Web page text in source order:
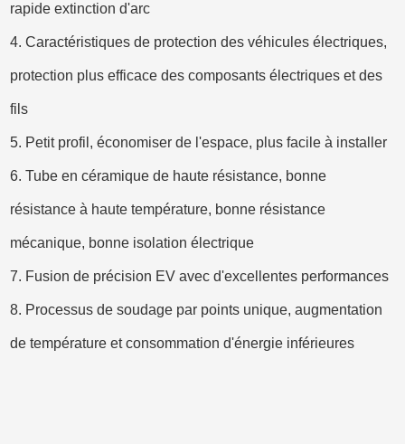
rapide extinction d'arc
4. Caractéristiques de protection des véhicules électriques,
protection plus efficace des composants électriques et des
fils
5. Petit profil, économiser de l'espace, plus facile à installer
6. Tube en céramique de haute résistance, bonne
résistance à haute température, bonne résistance
mécanique, bonne isolation électrique
7. Fusion de précision EV avec d'excellentes performances
8. Processus de soudage par points unique, augmentation
de température et consommation d'énergie inférieures